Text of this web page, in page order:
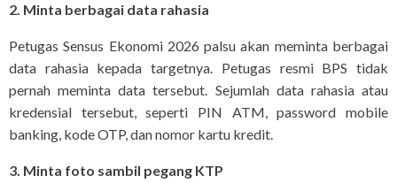
2. Minta berbagai data rahasia
Petugas Sensus Ekonomi 2026 palsu akan meminta berbagai
data rahasia kepada targetnya. Petugas resmi BPS tidak
pernah meminta data tersebut. Sejumlah data rahasia atau
kredensial tersebut, seperti PIN ATM, password mobile
banking, kode OTP, dan nomor kartu kredit.
3. Minta foto sambil pegang KTP